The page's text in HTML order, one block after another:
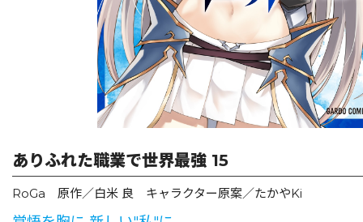
コミックエッセイ
閉じる
ありふれた職業で世界最強 15
RoGa 原作／白米 良 キャラクター原案／たかやKi